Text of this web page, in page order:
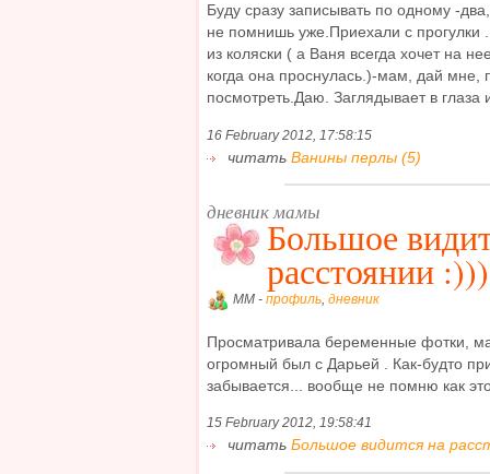
Буду сразу записывать по одному -
не помнишь уже.Приехали с
из коляски ( а Ваня всегда хочет на
когда она проснулась.)-мам, дай мне,
посмотреть.Даю. Заглядывает в глаза
16 February 2012, 17:58:15
читать Ванины перлы (5)
дневник мамы
Большое
расстоянии :)))
MM - профиль дневник
Просматривала беременные фотки,
огромный был с Дарьей . Как-будто
забывается... вообще не помню как
15 February 2012, 19:58:41
читать Большое видится на